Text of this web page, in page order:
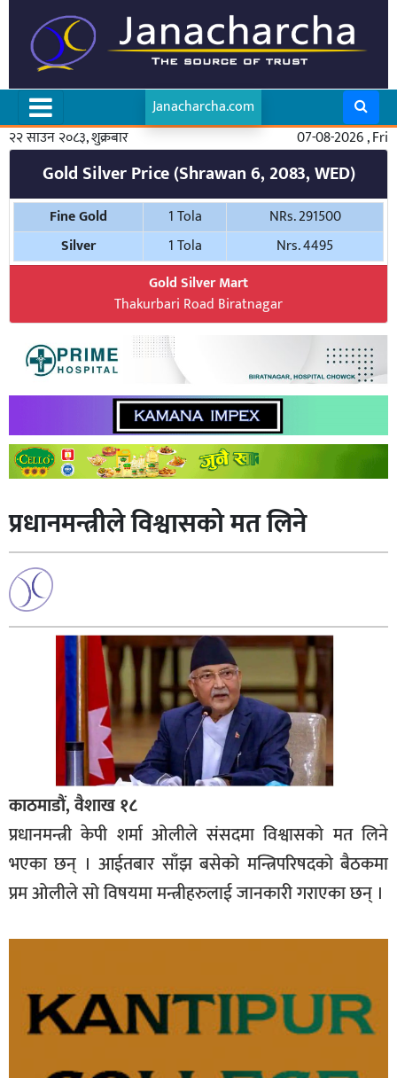
Janacharcha.com
२२ साउन २०८३, शुक्रबार
07-08-2026 , Fri
Gold Silver Price (Shrawan 6, 2083, WED)
Fine Gold 1 Tola
NRs. 291500
Silver
1 Tola
Nrs. 4495
Gold Silver Mart
Thakurbari Road Biratnagar
प्रधानमन्त्रीले विश्वासको मत लिने
काठमाडौं, वैशाख १८
प्रधानमन्त्री केपी शर्मा ओलीले संसदमा विश्वासको मत लिने
भएका छन् । आईतबार साँझ बसेको मन्त्रिपरिषदको बैठकमा
प्रम ओलीले सो विषयमा मन्त्रीहरुलाई जानकारी गराएका छन् ।